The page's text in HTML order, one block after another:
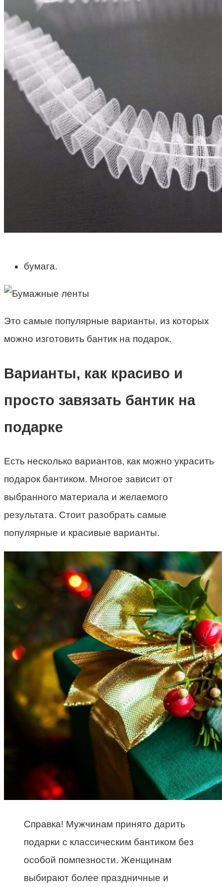
бумага.
Это самые популярные варианты, из которых
можно изготовить бантик на подарок.
Варианты, как красиво и
просто завязать бантик на
подарке
Есть несколько вариантов, как можно украсить
подарок бантиком. Многое зависит от
выбранного материала и желаемого
результата. Стоит разобрать самые
популярные и красивые варианты.
Справка! Мужчинам принято дарить
подарки с классическим бантиком без
особой помпезности. Женщинам
выбирают более праздничные и